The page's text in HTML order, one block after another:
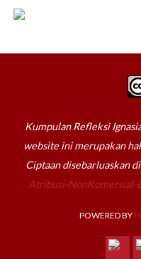
Kumpulan Refleksi
website ini merupakan
Ciptaan disebarluaskan
Atribusi-NonKomersial-
POWERED BY